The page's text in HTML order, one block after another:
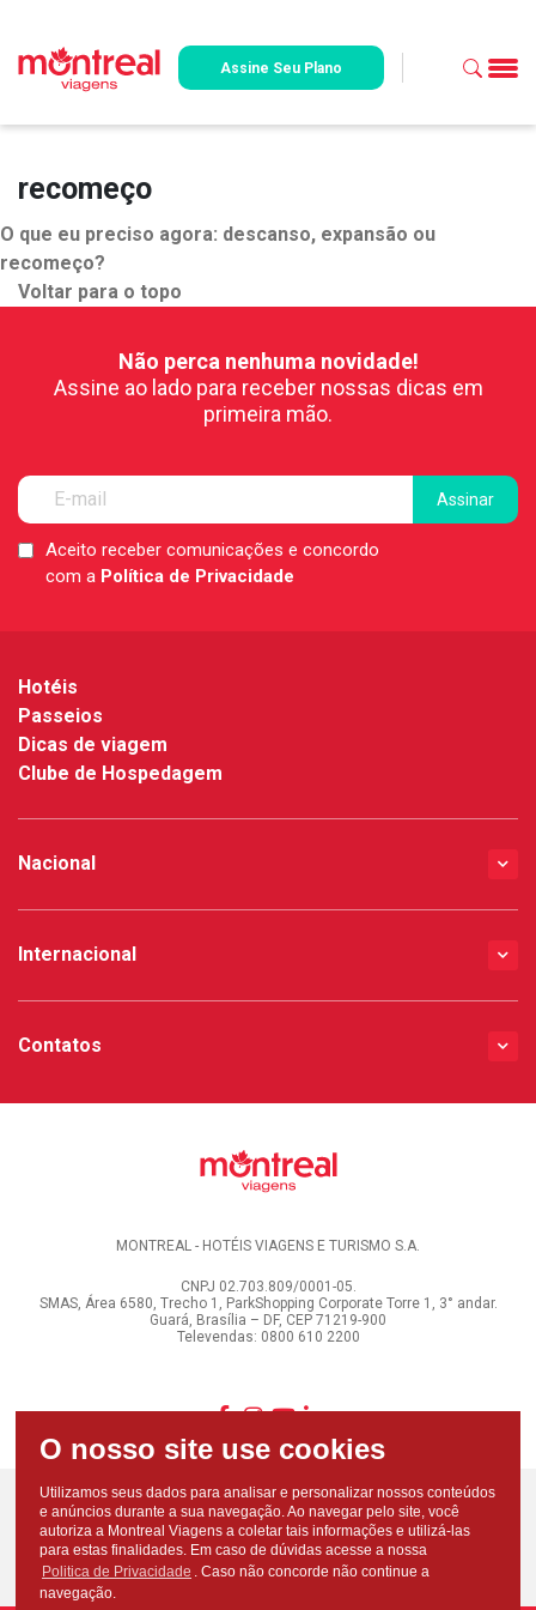
Assine Seu Plano
recomeço
O que eu preciso agora: descanso, expansão ou
recomeço?
Voltar para o topo
Não perca nenhuma novidade!
Assine ao lado para receber nossas dicas em
primeira mão.
LGPDAceito receber comunicações e concordo
com a Política de Privacidade
Hotéis
Passeios
Dicas de viagem
Clube de Hospedagem
Nacional
Internacional
Contatos
MONTREAL - HOTÉIS VIAGENS E TURISMO S.A.
CNPJ 02.703.809/0001-05.
SMAS, Área 6580, Trecho 1, ParkShopping Corporate Torre 1, 3° andar.
Guará, Brasília – DF, CEP 71219-900
Televendas: 0800 610 2200
Utilizamos seus dados para analisar e personalizar nossos conteúdos
e anúncios durante a sua navegação. Ao navegar pelo site, você
autoriza a Montreal Viagens a coletar tais informações e utilizá-las
para estas finalidades. Em caso de dúvidas acesse a nossa
Politica de Privacidade . Caso não concorde não continue a
navegação.